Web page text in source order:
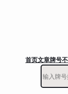
首页文章牌号